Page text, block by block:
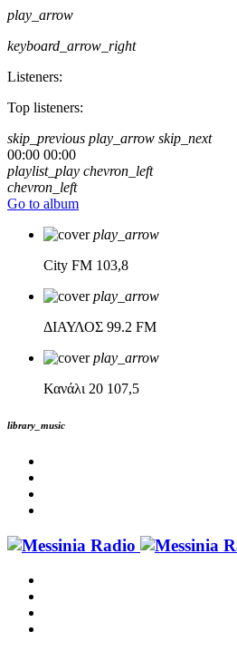
play_arrow
keyboard_arrow_right
Listeners:
Top listeners:
skip_previous play_arrow skip_next
00:00 00:00
playlist_play chevron_left
chevron_left
Go to album
play_arrow
City FM 103,8
play_arrow
ΔΙΑΥΛΟΣ 99.2 FM
play_arrow
Κανάλι 20 107,5
library_music